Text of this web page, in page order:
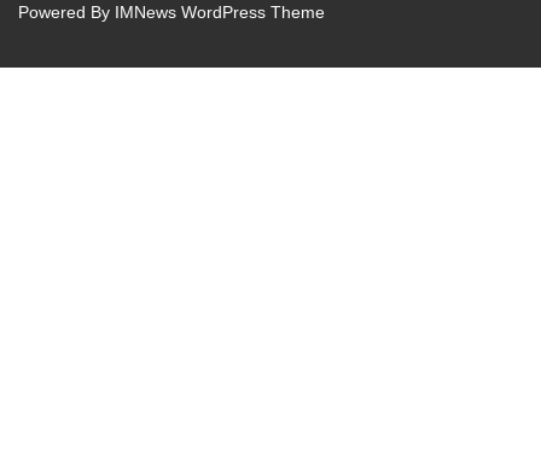
Powered By IMNews WordPress Theme